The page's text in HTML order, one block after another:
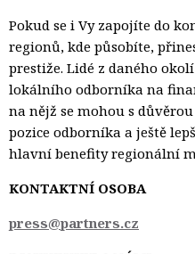
Pokud se i Vy zapojíte do
regionů, kde působíte,
prestiže. Lidé z daného
lokálního odborníka na
na nějž se mohou s
pozice odborníka a ještě
hlavní benefity regionální
KONTAKTNÍ OSOBA
press@partners.cz